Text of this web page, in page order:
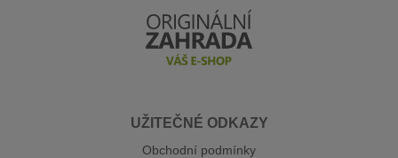
UŽITEČNÉ ODKAZY
Obchodní podmínky